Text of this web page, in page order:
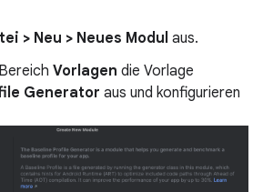
> Neu > Neues Modul aus.
Vorlagen die Vorlage
Generator aus und konfigurieren